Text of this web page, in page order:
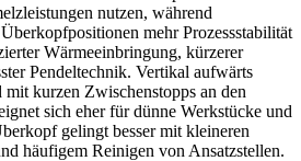
nutzen, während
mehr Prozessstabilität
Wärmeeinbringung, kürzerer
Pendeltechnik. Vertikal aufwärts
kurzen Zwischenstopps an den
sich eher für dünne Werkstücke und
gelingt besser mit kleineren
häufigem Reinigen von Ansatzstellen.